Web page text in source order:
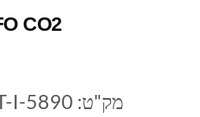
CO2
מק"ט: I-5890